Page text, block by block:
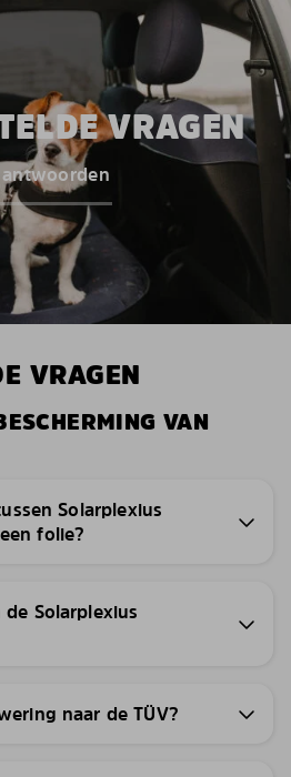
VRAGEN
VRAGEN
VAN
Solarplexius
folie?
Solarplexius
naar de TÜV?